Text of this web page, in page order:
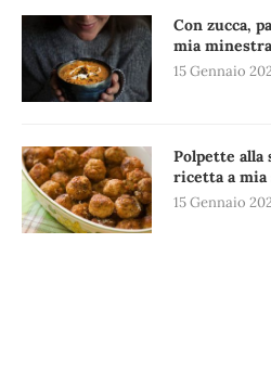
Con zucca,
mia
15 Gennaio
Polpette alla
ricetta a mia
15 Gennaio